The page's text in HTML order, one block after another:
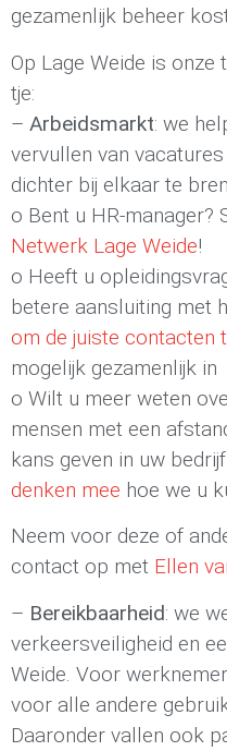
gezamenlijk beheer
Op Lage Weide is onze
tje:
– Arbeidsmarkt: we
vervullen van
dichter bij elkaar te
o Bent u HR-manager?
Netwerk Lage Weide!
o Heeft u
betere aansluiting met
om de juiste contacten
mogelijk gezamenlijk in
o Wilt u meer weten
mensen met een
kans geven in uw
denken mee hoe we u
Neem voor deze of
contact op met Ellen
– Bereikbaarheid: we
verkeersveiligheid en
Weide. Voor
voor alle andere
Daaronder vallen ook